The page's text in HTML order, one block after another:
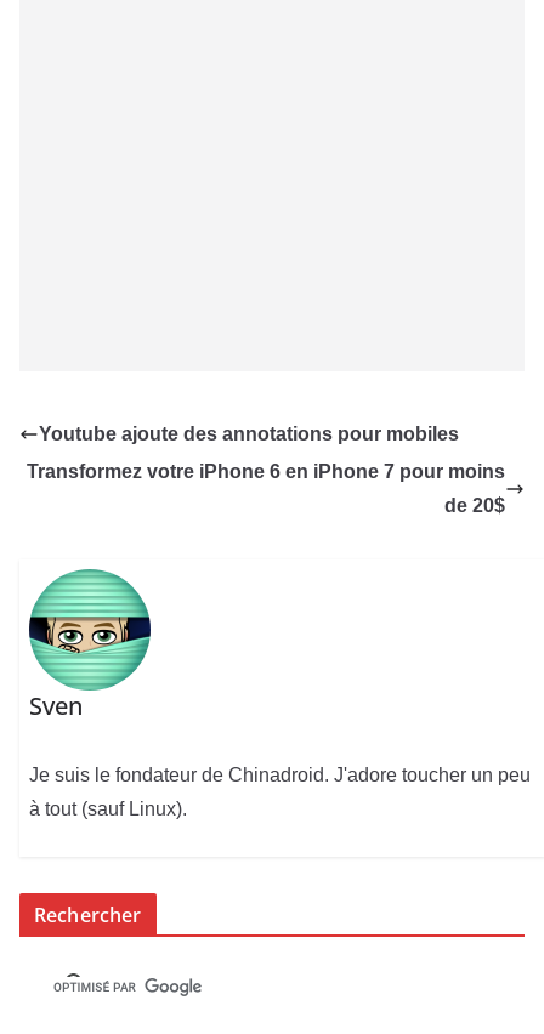
Youtube ajoute des annotations pour mobiles
Transformez votre iPhone 6 en iPhone 7 pour moins
de 20$
Sven
Je suis le fondateur de Chinadroid. J'adore toucher un peu
à tout (sauf Linux).
Rechercher